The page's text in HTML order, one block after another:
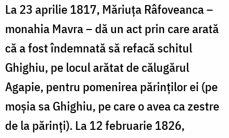
La 23 aprilie 1817, Măriuţa Râfoveanca –
monahia Mavra – dă un act prin care arată
că a fost îndemnată să refacă schitul
Ghighiu, pe locul arătat de călugărul
Agapie, pentru pomenirea părinţilor ei (pe
moşia sa Ghighiu, pe care o avea ca zestre
de la părinţi). La 12 februarie 1826,